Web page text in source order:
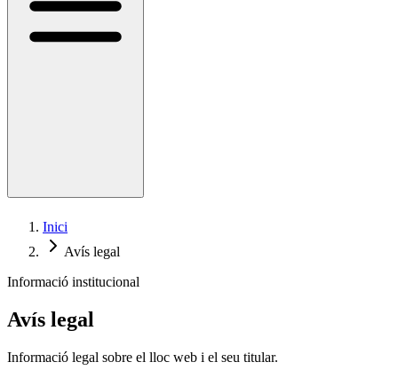
Inici
Avís legal
Informació institucional
Avís legal
Informació legal sobre el lloc web i el seu titular.